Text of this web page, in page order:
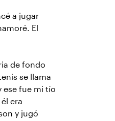
a jugar
El
de fondo
se llama
ese fue mi tío
era
y jugó